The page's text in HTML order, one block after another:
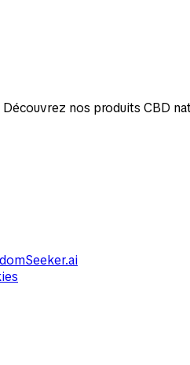
nos produits CBD